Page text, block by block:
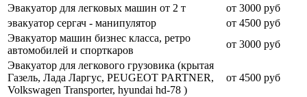
Эвакуатор для легковых машин от 2 т
от 3000 руб
эвакуатор сергач - манипулятор
от 4500 руб
Эвакуатор машин бизнес класса, ретро
автомобилей и спорткаров
от 3000 руб
Эвакуатор для легкового грузовика (крытая
Газель, Лада Ларгус, PEUGEOT PARTNER,
Volkswagen Transporter, hyundai hd-78 )
от 4500 руб